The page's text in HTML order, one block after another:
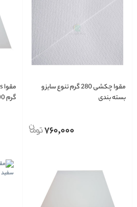
مقوا چکشی 280 گرم تنوع سایز و
بسته بندی
760,000
گرم 100 در 70